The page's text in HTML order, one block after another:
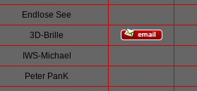
Endlose See
3D-Brille
IWS-Michael
Peter PanK